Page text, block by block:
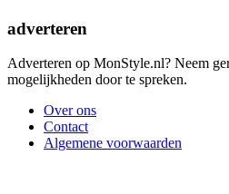
adverteren
Adverteren op MonStyle.nl? Neem
mogelijkheden door te spreken.
Over ons
Contact
Algemene voorwaarden